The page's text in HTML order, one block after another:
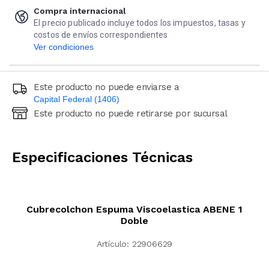
Compra internacional
El precio publicado incluye todos los impuestos, tasas y
costos de envíos correspondientes
Ver condiciones
Este producto no puede enviarse a
Capital Federal (1406)
Ingresá código postal (sólo números)
Este producto no puede retirarse por sucursal
Especificaciones Técnicas
Cubrecolchon Espuma Viscoelastica ABENE 1
Doble
Artículo: 22906629